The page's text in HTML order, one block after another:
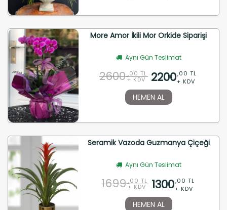
More Amor İkili Mor Orkide Siparişi
Aynı Gün Teslimat
2600 ,00 TL
+ KDV 2200,00 TL
+ KDV
HEMEN AL
Seramik Vazoda Guzmanya Çiçeği
Aynı Gün Teslimat
1699 ,00 TL
+ KDV 1300,00 TL
+ KDV
HEMEN AL